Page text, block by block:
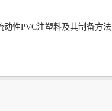
动性PVC注塑料及其制备方法